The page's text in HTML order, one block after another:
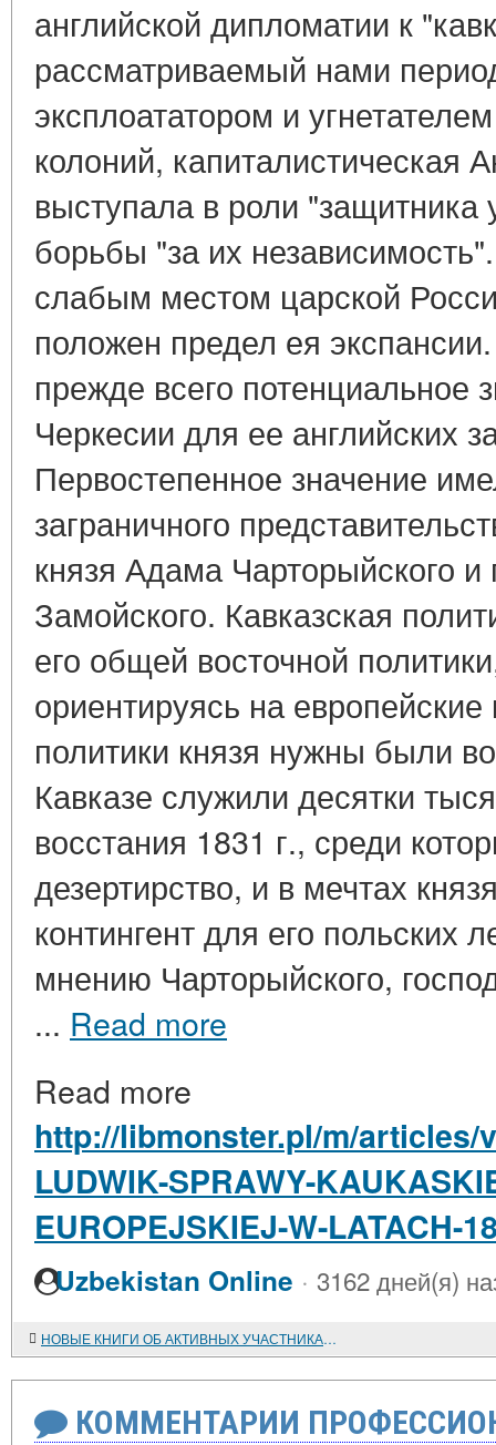
английской дипломатии к
рассматриваемый нами
эксплоататором и
колоний, капиталистическая
выступала в роли "защитника
борьбы "за их
слабым местом царской
положен предел ея
прежде всего потенциальное
Черкесии для ее английских
Первостепенное значение
заграничного
князя Адама Чарторыйского
Замойского. Кавказская
его общей восточной
ориентируясь на
политики князя нужны были
Кавказе служили десятки
восстания 1831 г., среди
дезертирство, и в мечтах
контингент для его польских
мнению Чарторыйского,
... Read more
Read more
http://libmonster.pl/m/articles/
LUDWIK-SPRAWY-
EUROPEJSKIEJ-W-LATACH-
Uzbekistan Online · 3162 дней(я)
НОВЫЕ КНИГИ ОБ АКТИВНЫХ УЧАСТНИКАХ ОКТЯБРЬСКОЙ РЕВОЛЮЦИИ
КОММЕНТАРИИ